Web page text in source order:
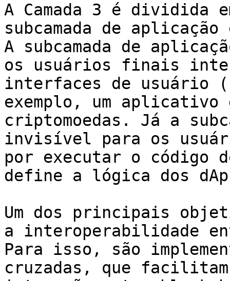
A Camada 3 é dividida
subcamada de
A subcamada de
os usuários finais
interfaces de usuário
exemplo, um
criptomoedas. Já a
invisível para os
por executar o código
define a lógica dos
Um dos principais
a interoperabilidade
Para isso, são
cruzadas, que facilitam